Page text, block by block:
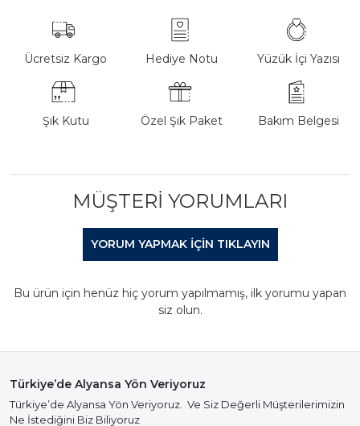
Ücretsiz Kargo Hediye Notu Yüzük İçi Yazısı
Şık Kutu Özel Şık Paket Bakım Belgesi
MÜŞTERI YORUMLARI
YORUM YAPMAK IÇIN TIKLAYIN
Bu ürün için henüz hiç yorum yapılmamış, ilk yorumu yapan
siz olun.
Türkiye’de Alyansa Yön Veriyoruz
Türkiye’de Alyansa Yön Veriyoruz. Ve Siz Değerli Müşterilerimizin
Ne İstediğini Biz Biliyoruz